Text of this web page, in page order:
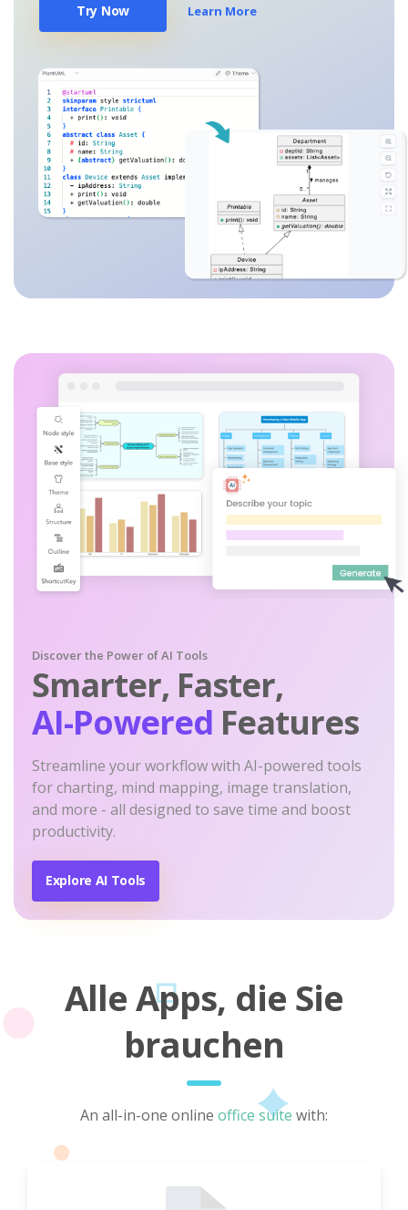
Try Now Learn More
Discover the Power of AI Tools
Smarter, Faster,
AI-Powered Features
Streamline your workflow with AI-powered tools
for charting, mind mapping, image translation,
and more - all designed to save time and boost
productivity.
Explore AI Tools
Alle Apps, die Sie
brauchen
An all-in-one online office suite with: